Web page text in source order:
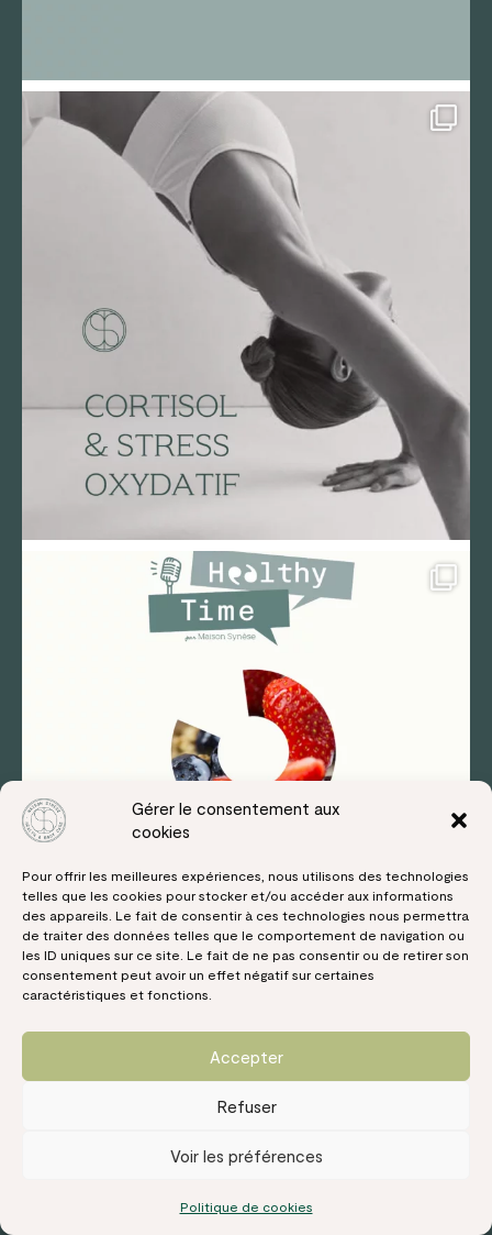
Gérer le consentement aux
cookies
Pour offrir les meilleures expériences, nous utilisons des technologies
telles que les cookies pour stocker et/ou accéder aux informations
des appareils. Le fait de consentir à ces technologies nous permettra
de traiter des données telles que le comportement de navigation ou
les ID uniques sur ce site. Le fait de ne pas consentir ou de retirer son
consentement peut avoir un effet négatif sur certaines
caractéristiques et fonctions.
Accepter
Refuser
Voir les préférences
Politique de cookies
Charger plus Suivre sur Instagram
Inscrivez-vous à la newsletter pour recevoir nos offres